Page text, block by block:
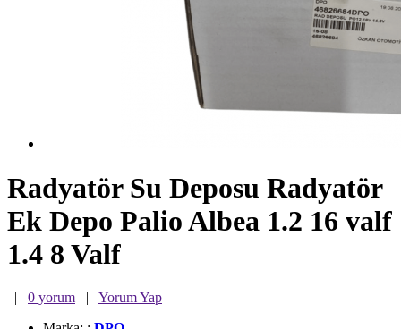
Radyatör Su Deposu Radyatör
Ek Depo Palio Albea 1.2 16 valf
1.4 8 Valf
| 0 yorum | Yorum Yap